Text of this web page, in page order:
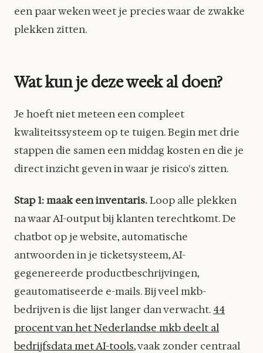
een paar weken weet je precies waar de zwakke
plekken zitten.
Wat kun je deze week al doen?
Je hoeft niet meteen een compleet
kwaliteitssysteem op te tuigen. Begin met drie
stappen die samen een middag kosten en die je
direct inzicht geven in waar je risico's zitten.
Stap 1: maak een inventaris.Loop alle plekken
na waar AI-output bij klanten terechtkomt. De
chatbot op je website, automatische
antwoorden in je ticketsysteem, AI-
gegenereerde productbeschrijvingen,
geautomatiseerde e-mails. Bij veel mkb-
bedrijven is die lijst langer dan verwacht. 44
procent van het Nederlandse mkb deelt al
bedrijfsdata met AI-tools, vaak zonder centraal